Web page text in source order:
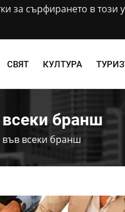
за сърфирането в този
СВЯТ КУЛТУРА
бранш
всеки бранш